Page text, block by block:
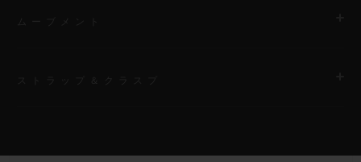
ストラップ